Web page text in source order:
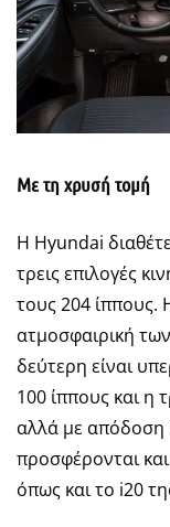
Με τη χρυσή τομή
Η Hyundai
τρεις επιλογές
τους 204 ίππους.
ατμοσφαιρική
δεύτερη είναι
100 ίππους και η
αλλά με απόδοση
προσφέρονται
όπως και το i20